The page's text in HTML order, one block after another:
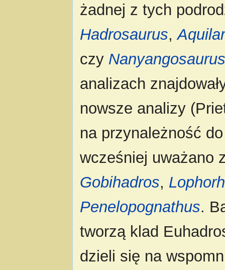
żadnej z tych
Hadrosaurus,
czy
analizach
nowsze analizy
na przynależność
wcześniej uważano
Gobihadros,
Penelopognathus.
tworzą klad
dzieli się na